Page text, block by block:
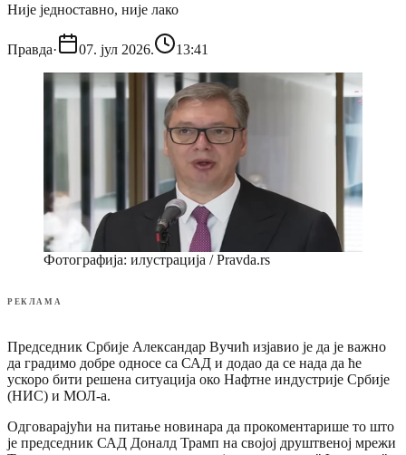
Није једноставно, није лако
Правда· 07. јул 2026. 13:41
Фотографија: илустрација / Pravda.rs
РЕКЛАМА
Председник Србије Александар Вучић изјавио је да је важно
да градимо добре односе са САД и додао да се нада да ће
ускоро бити решена ситуација око Нафтне индустрије Србије
(НИС) и МОЛ-а.
Одговарајући на питање новинара да прокоментарише то што
је председник САД Доналд Трамп на својој друштвеној мрежи